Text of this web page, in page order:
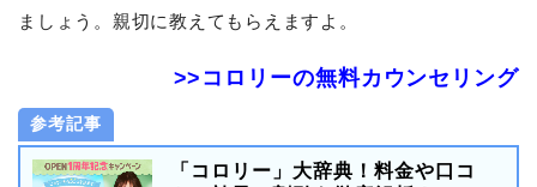
ましょう。親切に教えてもらえますよ。
>>コロリーの無料カウンセリング
参考記事
「コロリー」大辞典！料金や口コ